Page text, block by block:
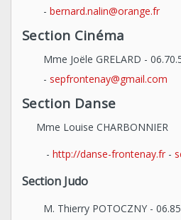
- bernard.nalin@orange.fr
Section Cinéma
Mme Joële GRELARD -
- sepfrontenay@gmail.com
Section Danse
Mme Louise CHARBONNIER
- http://danse-frontenay.fr - s
Section Judo
M. Thierry POTOCZNY -